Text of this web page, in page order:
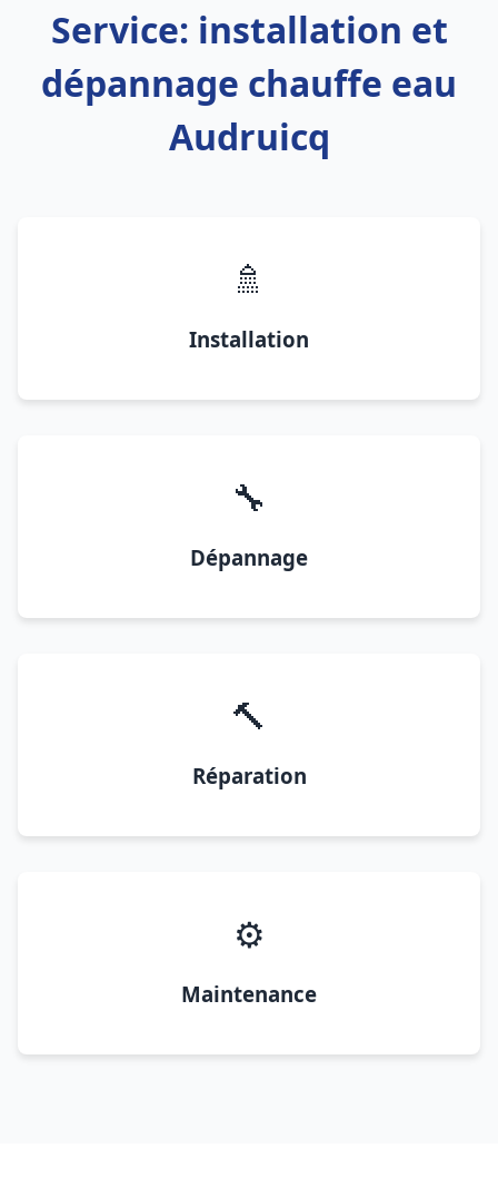
Service: installation et
dépannage chauffe eau
Audruicq
🚿
Installation
🔧
Dépannage
🔨
Réparation
⚙️
Maintenance